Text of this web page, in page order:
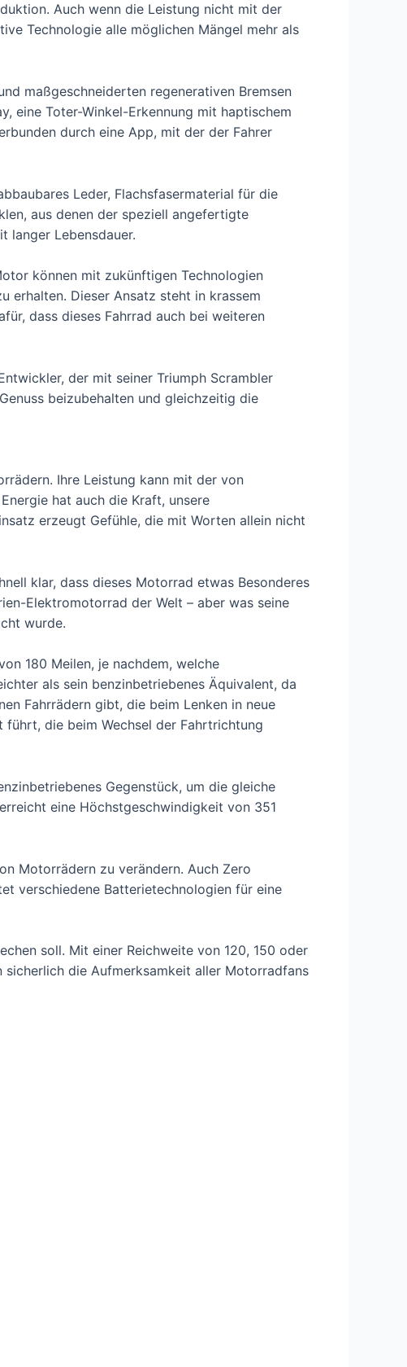
Auch wenn die Leistung nicht mit der
Technologie alle möglichen Mängel mehr als
maßgeschneiderten regenerativen Bremsen
eine Toter-Winkel-Erkennung mit haptischem
durch eine App, mit der der Fahrer
Leder, Flachsfasermaterial für die
aus denen der speziell angefertigte
langer Lebensdauer.
können mit zukünftigen Technologien
erhalten. Dieser Ansatz steht in krassem
dass dieses Fahrrad auch bei weiteren
der mit seiner Triumph Scrambler
beizubehalten und gleichzeitig die
Ihre Leistung kann mit der von
hat auch die Kraft, unsere
erzeugt Gefühle, die mit Worten allein nicht
klar, dass dieses Motorrad etwas Besonderes
Elektromotorrad der Welt – aber was seine
wurde.
180 Meilen, je nachdem, welche
als sein benzinbetriebenes Äquivalent, da
Fahrrädern gibt, die beim Lenken in neue
führt, die beim Wechsel der Fahrtrichtung
Gegenstück, um die gleiche
eine Höchstgeschwindigkeit von 351
Motorrädern zu verändern. Auch Zero
verschiedene Batterietechnologien für eine
soll. Mit einer Reichweite von 120, 150 oder
die Aufmerksamkeit aller Motorradfans